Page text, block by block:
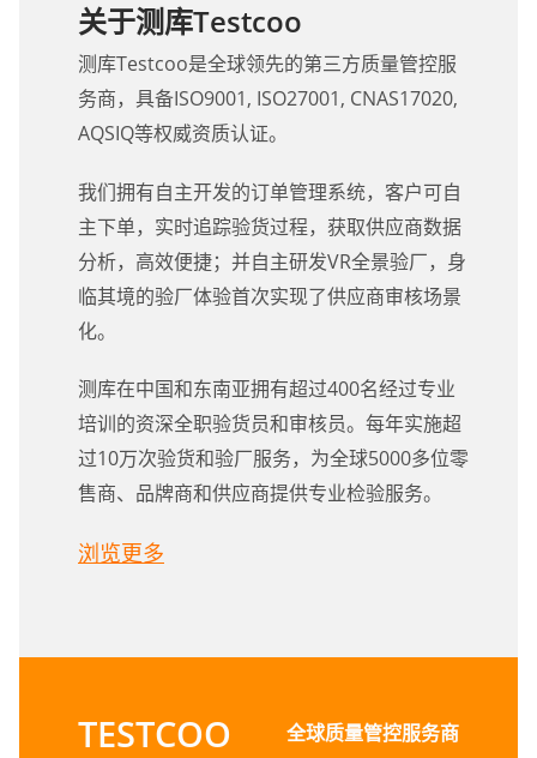
关于测库Testcoo
测库Testcoo是全球领先的第三方质量管控服
务商，具备ISO9001, ISO27001, CNAS17020,
AQSIQ等权威资质认证。
我们拥有自主开发的订单管理系统，客户可自
主下单，实时追踪验货过程，获取供应商数据
分析，高效便捷；并自主研发VR全景验厂，身
临其境的验厂体验首次实现了供应商审核场景
化。
测库在中国和东南亚拥有超过400名经过专业
培训的资深全职验货员和审核员。每年实施超
过10万次验货和验厂服务，为全球5000多位零
售商、品牌商和供应商提供专业检验服务。
浏览更多
TESTCOO
全球质量管控服务商